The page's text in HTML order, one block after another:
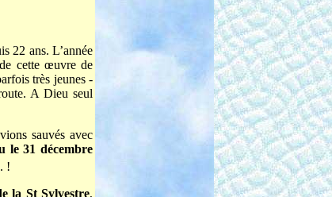
22 ans. L’année
cette œuvre de
très jeunes -
A Dieu seul
sauvés avec
le 31 décembre
!
la St Sylvestre,